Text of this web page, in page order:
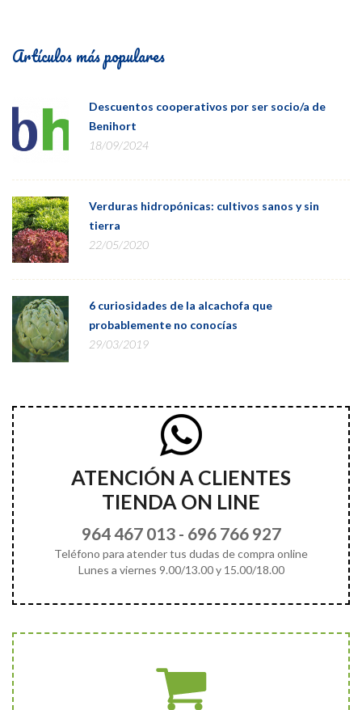
Artículos más populares
Descuentos cooperativos por ser socio/a de
Benihort
18/09/2024
Verduras hidropónicas: cultivos sanos y sin
tierra
22/05/2020
6 curiosidades de la alcachofa que
probablemente no conocías
29/03/2019
ATENCIÓN A CLIENTES
TIENDA ON LINE
964 467 013- 696 766 927
Teléfono para atender tus dudas de compra online
Lunes a viernes 9.00/13.00 y 15.00/18.00